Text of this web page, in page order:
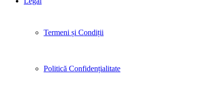
Termeni și Condiții
Politică Confidențialitate